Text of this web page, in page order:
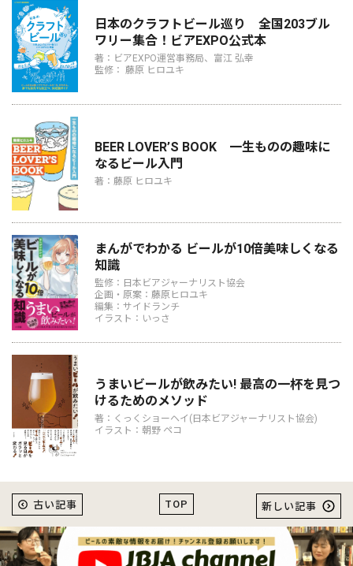
日本のクラフトビール巡り 全国203ブル
ワリー集合！ビアEXPO公式本
著：ビアEXPO運営事務局、富江 弘幸
監修： 藤原 ヒロユキ
BEER LOVER’S BOOK 一生ものの趣味に
なるビール入門
著：藤原 ヒロユキ
まんがでわかる ビールが10倍美味しくなる
知識
監修：日本ビアジャーナリスト協会
企画・原案：藤原ヒロユキ
編集：サイドランチ
イラスト：いっさ
うまいビールが飲みたい! 最高の一杯を見つ
けるためのメソッド
著：くっくショーヘイ(日本ビアジャーナリスト協会)
イラスト：朝野 ペコ
TOP
古い記事 新しい記事